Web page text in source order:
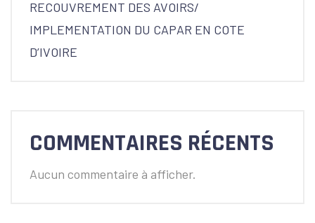
RECOUVREMENT DES AVOIRS/
IMPLEMENTATION DU CAPAR EN COTE
D’IVOIRE
COMMENTAIRES RÉCENTS
Aucun commentaire à afficher.